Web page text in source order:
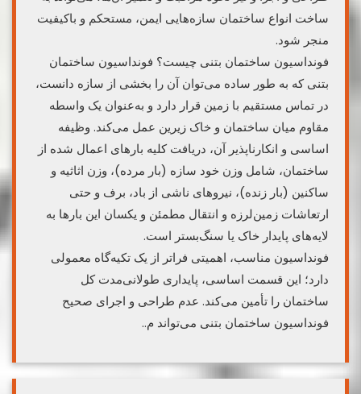
ساخت انواع ساختمان سازه‌هایی ایمن، مستحکم و باکیفیت
منجر شود.
فونداسیون ساختمان بتنی چیست؟ فونداسیون ساختمان
بتنی که به طور ساده می‌توان آن را بخشی از سازه دانست،
در تماس مستقیم با زمین قرار دارد و به‌عنوان یک واسطه
مقاوم میان ساختمان و خاک زیرین عمل می‌کند. وظیفه
اساسی و انکارناپذیر آن، دریافت کلیه بارهای اعمال شده از
ساختمان، شامل وزن خود سازه (بار مرده)، وزن اثاثیه و
ساکنین (بار زنده)، نیروهای ناشی از باد، برف و حتی
ارتعاشات زمین‌لرزه و انتقال مطمئن و یکسان این بارها به
لایه‌های پایدار خاک یا سنگ‌بستر است.
فونداسیون مناسب، اهمیتی فراتر از یک تکیه‌گاه معمولی
دارد؛ این قسمت اساسی، پایداری طولانی‌مدت کل
ساختمان را تأمین می‌کند. عدم طراحی و اجرای صحیح
فونداسیون ساختمان بتنی می‌تواند م..